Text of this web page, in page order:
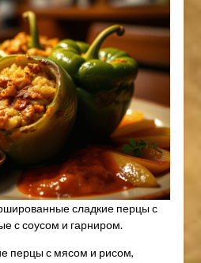
сладкие перцы с
с соусом и гарниром.
перцы с мясом и рисом,